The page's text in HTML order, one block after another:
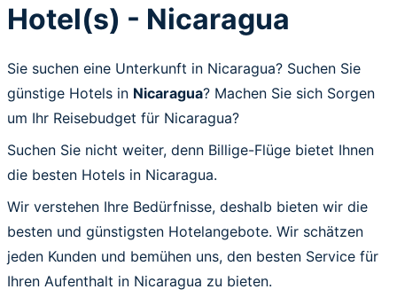
Hotel(s) - Nicaragua
Sie suchen eine Unterkunft in Nicaragua? Suchen Sie
günstige Hotels in Nicaragua? Machen Sie sich Sorgen
um Ihr Reisebudget für Nicaragua?
Suchen Sie nicht weiter, denn Billige-Flüge bietet Ihnen
die besten Hotels in Nicaragua.
Wir verstehen Ihre Bedürfnisse, deshalb bieten wir die
besten und günstigsten Hotelangebote. Wir schätzen
jeden Kunden und bemühen uns, den besten Service für
Ihren Aufenthalt in Nicaragua zu bieten.